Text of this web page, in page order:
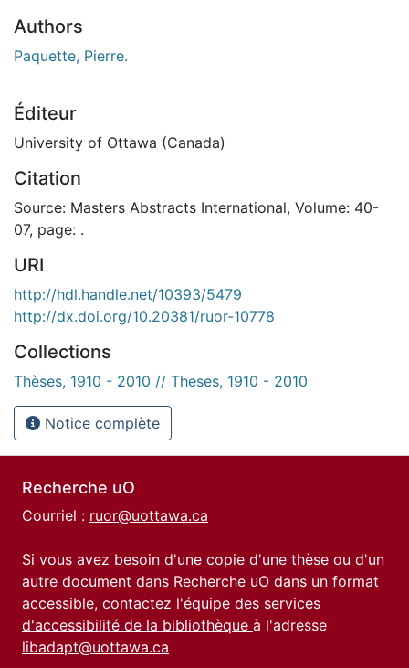
Authors
Paquette, Pierre.
Éditeur
University of Ottawa (Canada)
Citation
Source: Masters Abstracts International, Volume: 40-
07, page: .
URI
http://hdl.handle.net/10393/5479
http://dx.doi.org/10.20381/ruor-10778
Collections
Thèses, 1910 - 2010 // Theses, 1910 - 2010
Notice complète
Recherche uO
Courriel : ruor@uottawa.ca
Si vous avez besoin d'une copie d'une thèse ou d'un
autre document dans Recherche uO dans un format
accessible, contactez l'équipe des services
d'accessibilité de la bibliothèque à l'adresse
libadapt@uottawa.ca